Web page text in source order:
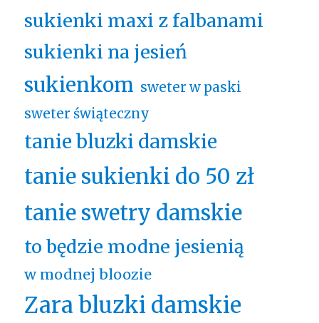
sukienki maxi z falbanami
sukienki na jesień
sukienkom sweter w paski
sweter świąteczny
tanie bluzki damskie
tanie sukienki do 50 zł
tanie swetry damskie
to będzie modne jesienią
w modnej bloozie
Zara bluzki damskie